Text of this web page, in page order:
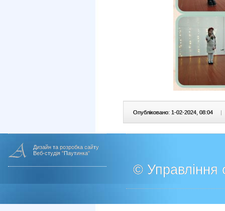
Опубліковано: 1-02-2024, 08:04 |
Дизайн та розробка сайту
Веб-студія "Паутинка"
© Управління